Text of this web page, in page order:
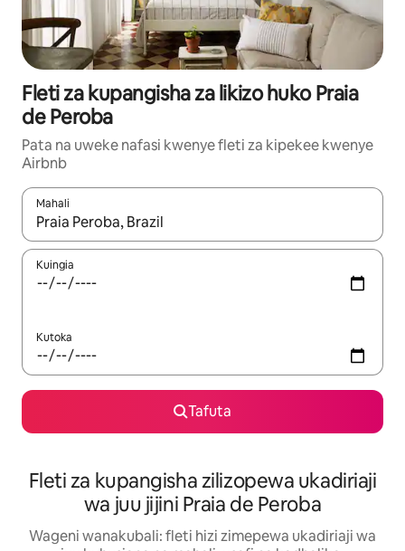
Fleti za kupangisha za likizo huko Praia
de Peroba
Pata na uweke nafasi kwenye fleti za kipekee kwenye
Airbnb
Mahali
Wakati matokeo yanapatikana, vinjari kwa kutumia vitufe vya
Kuingia
Kutoka
Tafuta
Fleti za kupangisha zilizopewa ukadiriaji
wa juu jijini Praia de Peroba
Wageni wanakubali: fleti hizi zimepewa ukadiriaji wa